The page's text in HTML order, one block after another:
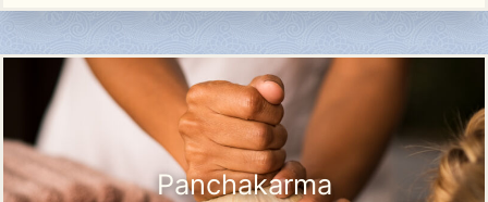
Panchakarma